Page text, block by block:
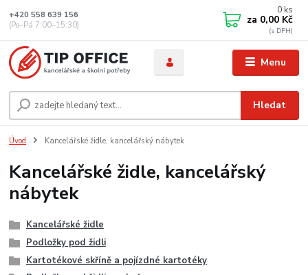
Menu
Hledat
+420 558 639 156
(Po–Pá 7:00–15:30)
0 ks
za 0,00 Kč
Úvod Kancelářské židle, kancelářský nábytek
Kancelářské židle, kancelářský
nábytek
Kancelářské židle
Podložky pod židli
Kartotékové skříně a pojízdné kartotéky